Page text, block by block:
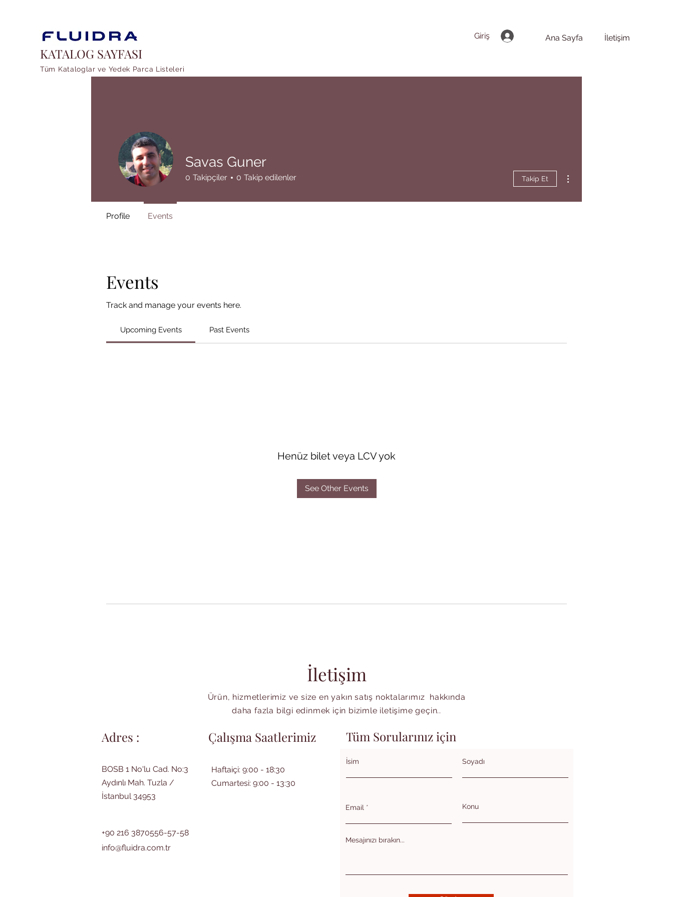
KATALOG SAYFASI
Tüm Kataloglar ve Yedek Parca Listeleri
Giriş Ana Sayfa İletişim
Events
Track and manage your events here.
Upcoming Events Past Events
Henüz bilet veya LCV yok
See Other Events
Savas Guner
0 Takipçiler 0 Takip edilenler Takip Et
Profile Events
İletişim
Ürün, hizmetlerimiz ve size en yakın satış noktalarımız hakkında
daha fazla bilgi edinmek için bizimle iletişime geçin..
Adres :
BOSB 1 No'lu Cad. No:3
Aydınlı Mah. Tuzla /
İstanbul 34953
+90 216 3870556-57-58
info@fluidra.com.tr
Çalışma Saatlerimiz
Haftaiçi: 9:00 - 18:30
Cumartesi: 9:00 - 13:30
Tüm Sorularınız için
İsim Soyadı
Email Konu
Mesajınızı bırakın...